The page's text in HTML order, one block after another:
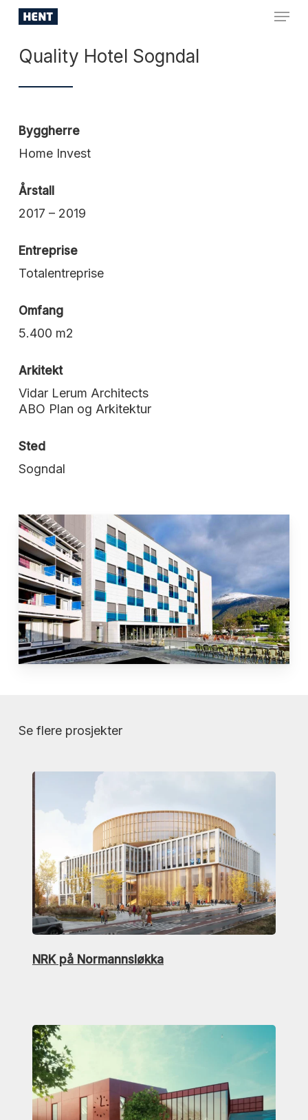
Skip
main
content
Menu
Quality Hotel Sogndal
Byggherre
Home Invest
Årstall
2017 – 2019
Entreprise
Totalentreprise
Omfang
5.400 m2
Arkitekt
Vidar Lerum Architects
ABO Plan og Arkitektur
Sted
Sogndal
Se flere prosjekter
NRK på Normannsløkka